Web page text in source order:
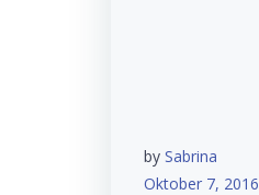
by Sabrina
Oktober 7, 2016